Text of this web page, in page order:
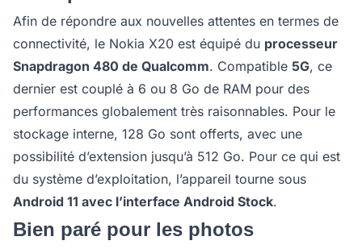
Afin de répondre aux nouvelles attentes en termes de
connectivité, le Nokia X20 est équipé du processeur
Snapdragon 480 de Qualcomm. Compatible 5G, ce
dernier est couplé à 6 ou 8 Go de RAM pour des
performances globalement très raisonnables. Pour le
stockage interne, 128 Go sont offerts, avec une
possibilité d’extension jusqu’à 512 Go. Pour ce qui est
du système d’exploitation, l’appareil tourne sous
Android 11 avec l’interface Android Stock.
Bien paré pour les photos